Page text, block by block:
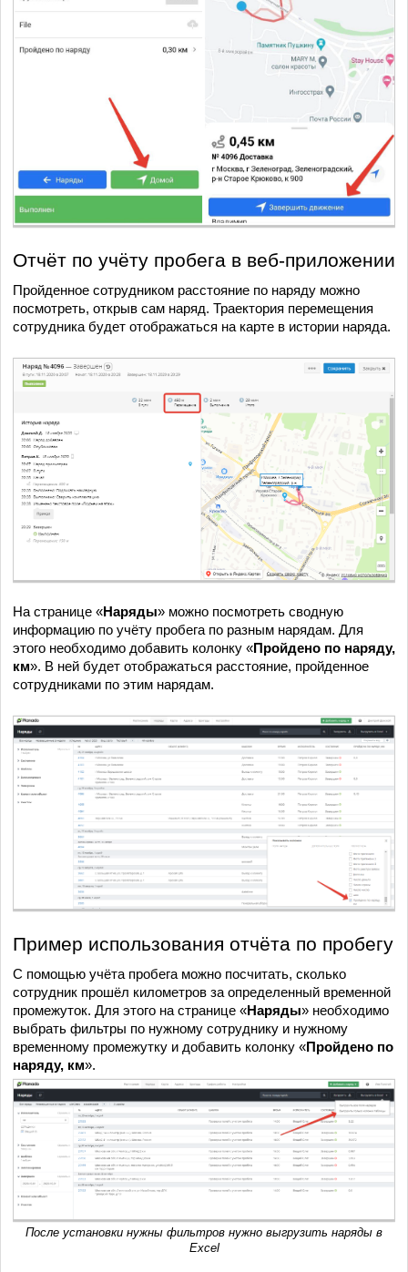
Отчёт по учёту пробега в веб-приложении
Пройденное сотрудником расстояние по наряду можно
посмотреть, открыв сам наряд. Траектория перемещения
сотрудника будет отображаться на карте в истории наряда.
На странице «Наряды» можно посмотреть сводную
информацию по учёту пробега по разным нарядам. Для
этого необходимо добавить колонку «Пройдено по наряду,
км». В ней будет отображаться расстояние, пройденное
сотрудниками по этим нарядам.
Пример использования отчёта по пробегу
С помощью учёта пробега можно посчитать, сколько
сотрудник прошёл километров за определенный временной
промежуток. Для этого на странице «Наряды» необходимо
выбрать фильтры по нужному сотруднику и нужному
временному промежутку и добавить колонку «Пройдено по
наряду, км».
После установки нужны фильтров нужно выгрузить наряды в
Excel